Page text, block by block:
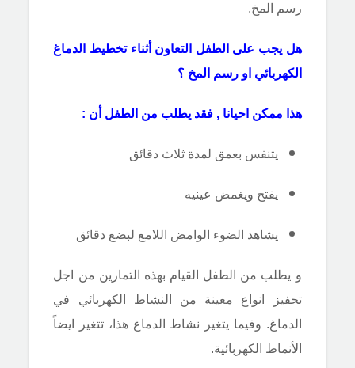
رسم المخ.
هل يجب على الطفل التعاون أثناء تخطيط الدماغ
الكهربائي او رسم المخ ؟
هذا ممكن احيانا , فقد يطلب من الطفل أن :
يتنفس بعمق لمدة ثلاث دقائق
يفتح ويغمض عينيه
يشاهد الضوء الوامض اللامع لبضع دقائق
و يطلب من الطفل القيام بهذه التمارين من اجل
تحفيز انواع معينة من النشاط الكهربائي في
الدماغ. وفيما يتغير نشاط الدماغ هذا، تتغير ايضاً
الأنماط الكهربائية.